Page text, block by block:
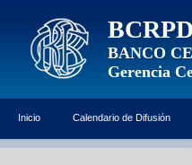
BANCO
Gerencia
Inicio Calendario de Difusión